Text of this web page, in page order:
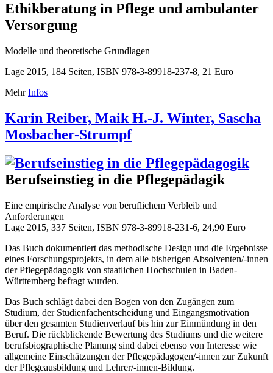
Ethikberatung in Pflege und ambulanter
Versorgung
Modelle und theoretische Grundlagen
Lage 2015, 184 Seiten, ISBN 978-3-89918-237-8, 21 Euro
MehrInfos
Karin Reiber, Maik H.-J. Winter, Sascha
Mosbacher-Strumpf
Berufseinstieg in die Pflegepädagik
Eine empirische Analyse von beruflichem Verbleib und
Anforderungen
Lage 2015, 337 Seiten, ISBN 978-3-89918-231-6, 24,90 Euro
Das Buch dokumentiert das methodische Design und die Ergebnisse
eines Forschungsprojekts, in dem alle bisherigen Absolventen/-innen
der Pflegepädagogik von staatlichen Hochschulen in Baden-
Württemberg befragt wurden.
Das Buch schlägt dabei den Bogen von den Zugängen zum
Studium, der Studienfachentscheidung und Eingangsmotivation
über den gesamten Studienverlauf bis hin zur Einmündung in den
Beruf. Die rückblickende Bewertung des Studiums und die weitere
berufsbiographische Planung sind dabei ebenso von Interesse wie
allgemeine Einschätzungen der Pflegepädagogen/-innen zur Zukunft
der Pflegeausbildung und Lehrer/-innen-Bildung.